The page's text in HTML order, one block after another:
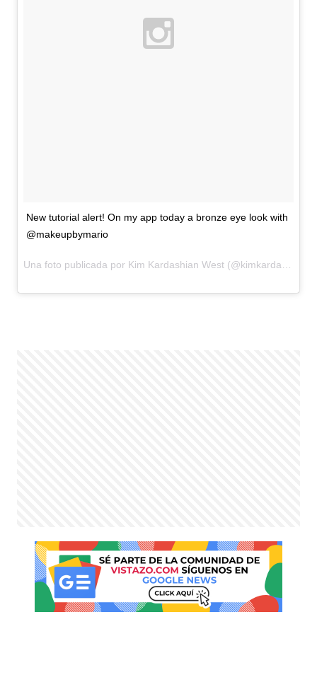
New tutorial alert! On my app today a bronze eye look with
@makeupbymario